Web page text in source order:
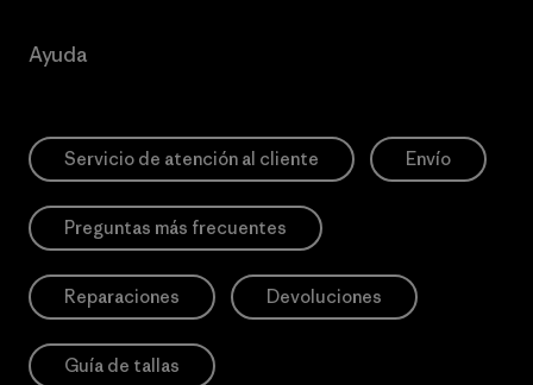
Ayuda
Servicio de atención al cliente Envío
Preguntas más frecuentes
Reparaciones Devoluciones
Guía de tallas